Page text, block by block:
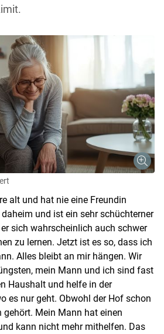
alt und hat nie eine Freundin
und ist ein sehr schüchterner
sich wahrscheinlich auch schwer
zu lernen. Jetzt ist es so, dass ich
Alles bleibt an mir hängen. Wir
mein Mann und ich sind fast
Haushalt und helfe in der
es nur geht. Obwohl der Hof schon
gehört. Mein Mann hat einen
kann nicht mehr mithelfen. Das